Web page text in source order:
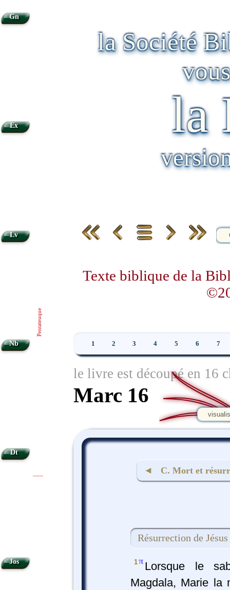
la Société
la
Texte biblique de la
1 2 3 4 5 6 7
le livre est découpé en 16
Marc 16
◄ C. Mort et
Résurrection de Jésus
1π Lorsque le
Magdala, Marie la
Gn
Ex
Lv
Nb
Dt
Jos
Pentateuque